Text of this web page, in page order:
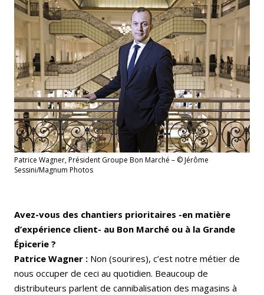
Patrice Wagner, Président Groupe Bon Marché – © Jérôme
Sessini/Magnum Photos
Avez-vous des chantiers prioritaires -en matière
d’expérience client- au Bon Marché ou à la Grande
Épicerie ?
Patrice Wagner : Non (sourires), c’est notre métier de
nous occuper de ceci au quotidien. Beaucoup de
distributeurs parlent de cannibalisation des magasins à